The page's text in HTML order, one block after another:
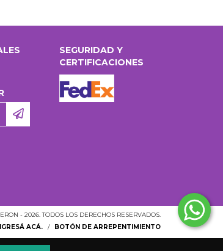
SEGURIDAD Y
CERTIFICACIONES
- 2026. TODOS LOS DERECHOS RESERVADOS.
ACÁ. / BOTÓN DE ARREPENTIMIENTO